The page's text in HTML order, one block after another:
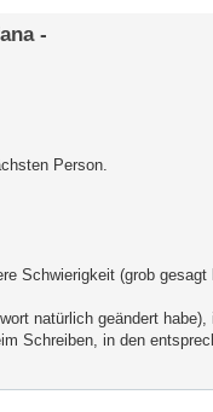
-
Person.
Schwierigkeit (grob gesagt
natürlich geändert habe),
Schreiben, in den